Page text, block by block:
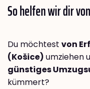
So helfen wir dir
Du möchtest von
(Košice) umziehen
günstiges
kümmert?